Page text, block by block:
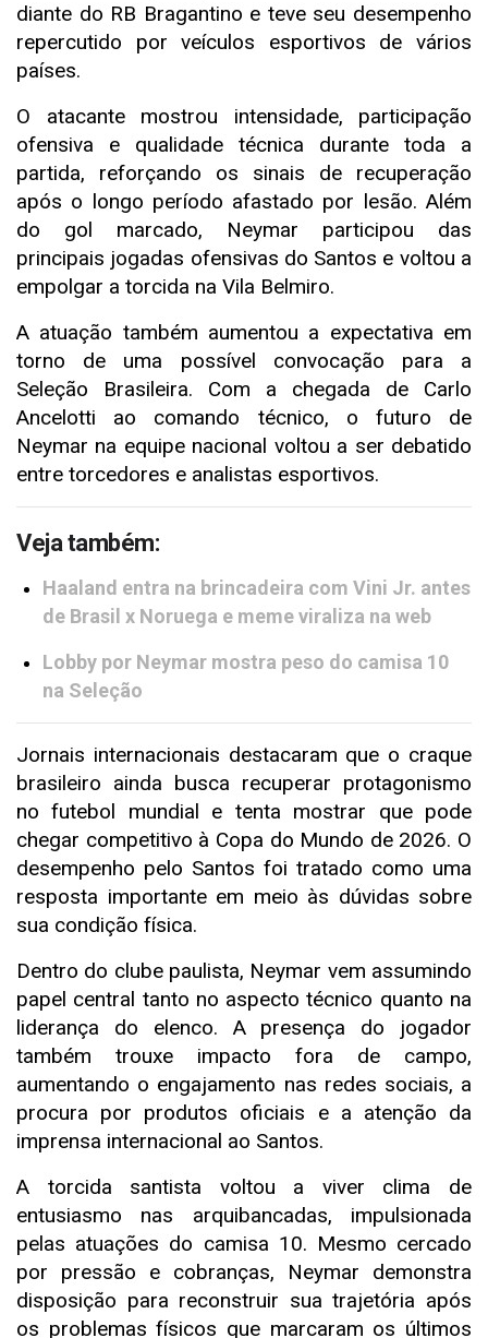
diante do RB Bragantino e teve seu desempenho
repercutido por veículos esportivos de vários
países.
O atacante mostrou intensidade, participação
ofensiva e qualidade técnica durante toda a
partida, reforçando os sinais de recuperação
após o longo período afastado por lesão. Além
do gol marcado, Neymar participou das
principais jogadas ofensivas do Santos e voltou a
empolgar a torcida na Vila Belmiro.
A atuação também aumentou a expectativa em
torno de uma possível convocação para a
Seleção Brasileira. Com a chegada de Carlo
Ancelotti ao comando técnico, o futuro de
Neymar na equipe nacional voltou a ser debatido
entre torcedores e analistas esportivos.
Veja também:
Haaland entra na brincadeira com Vini Jr. antes
de Brasil x Noruega e meme viraliza na web
Lobby por Neymar mostra peso do camisa 10
na Seleção
Jornais internacionais destacaram que o craque
brasileiro ainda busca recuperar protagonismo
no futebol mundial e tenta mostrar que pode
chegar competitivo à Copa do Mundo de 2026. O
desempenho pelo Santos foi tratado como uma
resposta importante em meio às dúvidas sobre
sua condição física.
Dentro do clube paulista, Neymar vem assumindo
papel central tanto no aspecto técnico quanto na
liderança do elenco. A presença do jogador
também trouxe impacto fora de campo,
aumentando o engajamento nas redes sociais, a
procura por produtos oficiais e a atenção da
imprensa internacional ao Santos.
A torcida santista voltou a viver clima de
entusiasmo nas arquibancadas, impulsionada
pelas atuações do camisa 10. Mesmo cercado
por pressão e cobranças, Neymar demonstra
disposição para reconstruir sua trajetória após
os problemas físicos que marcaram os últimos